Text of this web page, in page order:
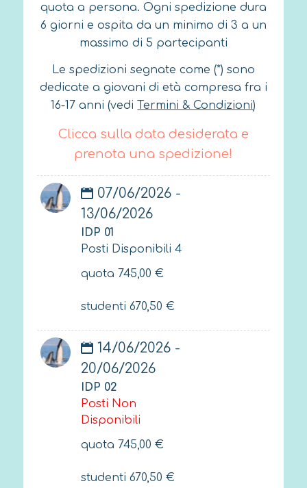
quota a persona. Ogni spedizione dura
6 giorni e ospita da un minimo di 3 a un
massimo di 5 partecipanti
Le spedizioni segnate come (*) sono
dedicate a giovani di età compresa fra i
16-17 anni (vedi Termini & Condizioni)
Clicca sulla data desiderata e
prenota una spedizione!
07/06/2026 -
13/06/2026
IDP 01
Posti Disponibili 4
quota 745,00 €
studenti 670,50 €
14/06/2026 -
20/06/2026
IDP 02
Posti Non
Disponibili
quota 745,00 €
studenti 670,50 €